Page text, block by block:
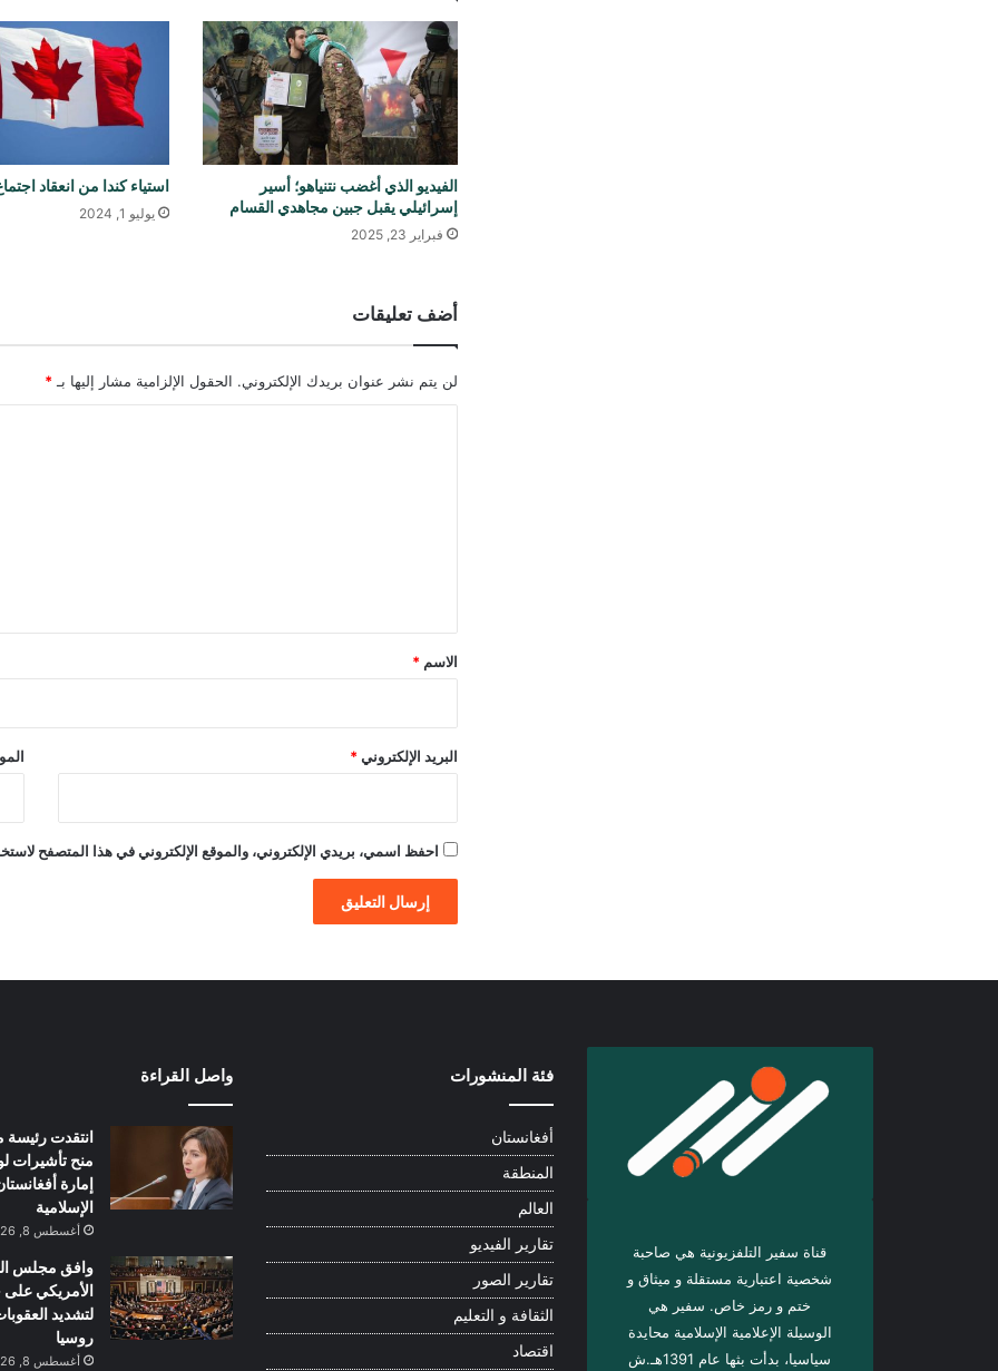
الفيديو الذي أغضب نتنياهو؛ أسير
إسرائيلي يقبل جبين مجاهدي القسام
فبراير 23, 2025
استياء كندا من انعقاد
يوليو 1, 2024
أضف تعليقات
لن يتم نشر عنوان بريدك الإلكتروني. الحقول الإلزامية مشار إليها بـ *
*
الاسم *
البريد الإلكتروني *
احفظ اسمي، بريدي الإلكتروني، والموقع الإلكتروني في هذا المتصفح
قناة سفير التلفزيونية هي صاحبة
شخصية اعتبارية مستقلة و ميثاق و
ختم و رمز خاص. سفیر هي
الوسيلة الإعلامية الإسلامية محايدة
سياسيا، بدأت بثها عام 1391هـ.ش
فئة المنشورات
أفغانستان
المنطقة
العالم
تقارير الفيديو
تقارير الصور
الثقافة و التعليم
اقتصاد
واصل القراءة
انتقدت رئيسة
منح تأشيرات
إمارة
الإسلامية
أغسطس 8, 2026
وافق مجلس
الأمريكي
لتشديد
روسيا
أغسطس 8, 2026